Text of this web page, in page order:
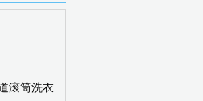
滚筒洗衣